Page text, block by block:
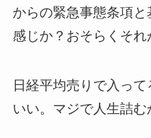
からの緊急事態条項
感じか？おそらくそれ
日経平均売りで入っ
いい。マジで人生詰む